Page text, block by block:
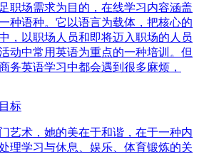
职场需求为目的，在线学习内容涵盖
种语种。它以语言为载体，把核心的
，以职场人员和即将迈入职场的人员
动中常用英语为重点的一种培训。但
务英语学习中都会遇到很多麻烦，
标
艺术，她的美在于和谐，在于一种内
理学习与休息、娱乐、体育锻炼的关